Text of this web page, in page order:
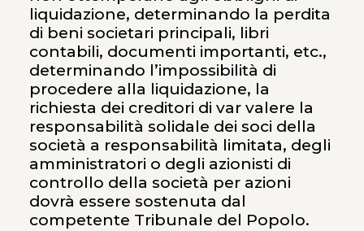
liquidazione, determinando la perdita
di beni societari principali, libri
contabili, documenti importanti, etc.,
determinando l’impossibilità di
procedere alla liquidazione, la
richiesta dei creditori di var valere la
responsabilità solidale dei soci della
società a responsabilità limitata, degli
amministratori o degli azionisti di
controllo della società per azioni
dovrà essere sostenuta dal
competente Tribunale del Popolo.